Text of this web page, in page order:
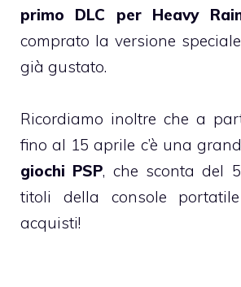
primo DLC per Heavy
comprato la versione
già gustato.
Ricordiamo inoltre che a
fino al 15 aprile c’è una
giochi PSP, che sconta del
titoli della console
acquisti!